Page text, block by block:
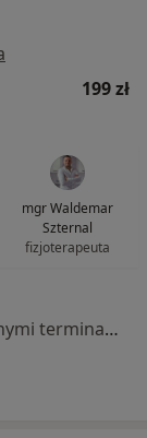
199 zł
mgr Waldemar
Szternal
fizjoterapeuta
Brak dostępnych specjalistów z wolnymi terminami w tym centrum medycznym.